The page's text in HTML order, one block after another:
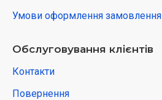
Умови оформлення замовлення
Обслуговування клієнтів
Контакти
Повернення